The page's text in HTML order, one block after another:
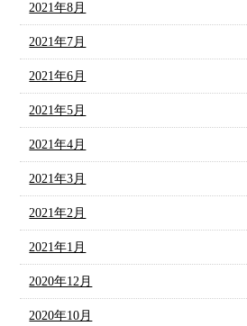
2021年8月
2021年7月
2021年6月
2021年5月
2021年4月
2021年3月
2021年2月
2021年1月
2020年12月
2020年10月